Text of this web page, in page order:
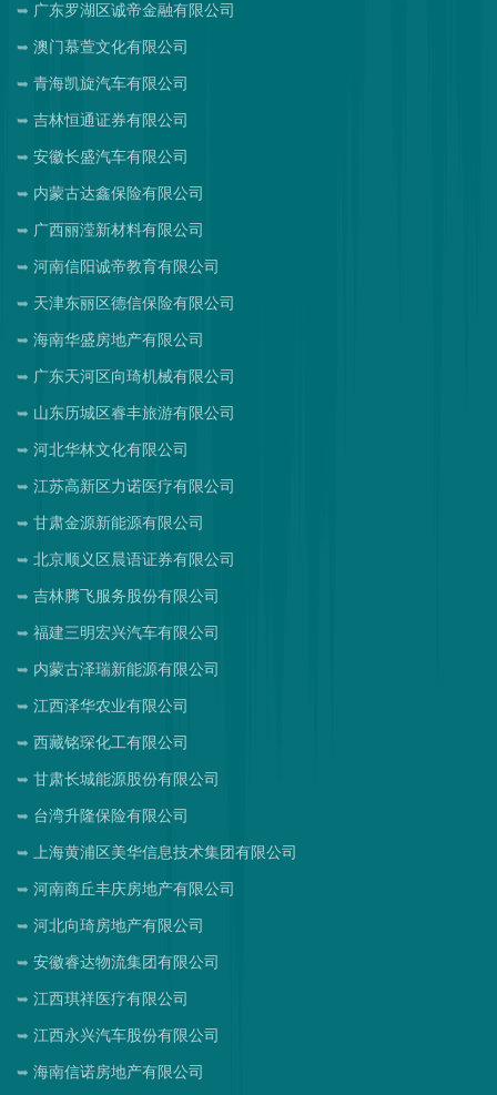
广东罗湖区诚帝金融有限公司
澳门慕萱文化有限公司
青海凯旋汽车有限公司
吉林恒通证券有限公司
安徽长盛汽车有限公司
内蒙古达鑫保险有限公司
广西丽滢新材料有限公司
河南信阳诚帝教育有限公司
天津东丽区德信保险有限公司
海南华盛房地产有限公司
广东天河区向琦机械有限公司
山东历城区睿丰旅游有限公司
河北华林文化有限公司
江苏高新区力诺医疗有限公司
甘肃金源新能源有限公司
北京顺义区晨语证券有限公司
吉林腾飞服务股份有限公司
福建三明宏兴汽车有限公司
内蒙古泽瑞新能源有限公司
江西泽华农业有限公司
西藏铭琛化工有限公司
甘肃长城能源股份有限公司
台湾升隆保险有限公司
上海黄浦区美华信息技术集团有限公司
河南商丘丰庆房地产有限公司
河北向琦房地产有限公司
安徽睿达物流集团有限公司
江西琪祥医疗有限公司
江西永兴汽车股份有限公司
海南信诺房地产有限公司